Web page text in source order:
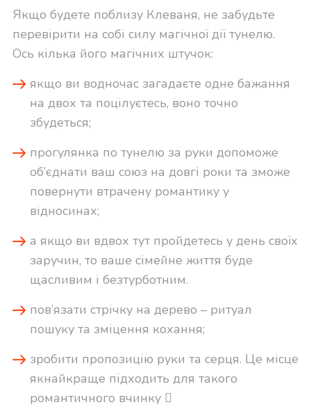
Якщо будете поблизу Клеваня, не забудьте
перевірити на собі силу магічної дії тунелю.
Ось кілька його магічних штучок:
якщо ви водночас загадаєте одне бажання
на двох та поцілуєтесь, воно точно
збудеться;
прогулянка по тунелю за руки допоможе
об’єднати ваш союз на довгі роки та зможе
повернути втрачену романтику у
відносинах;
а якщо ви вдвох тут пройдетесь у день своїх
заручин, то ваше сімейне життя буде
щасливим і безтурботним.
пов’язати стрічку на дерево – ритуал
пошуку та зміцення кохання;
зробити пропозицію руки та серця. Це місце
якнайкраще підходить для такого
романтичного вчинку 